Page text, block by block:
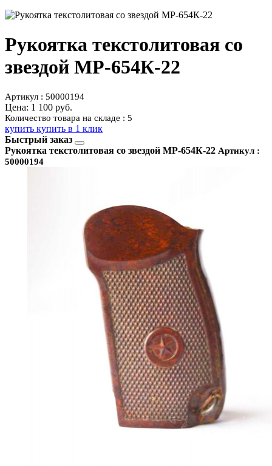
Рукоятка текстолитовая со
звездой МР-654К-22
Артикул : 50000194
Цена: 1 100 руб.
Количество товара на складе : 5
купить купить в 1 клик
Быстрый заказ
Рукоятка текстолитовая со звездой МР-654К-22 Артикул :
50000194